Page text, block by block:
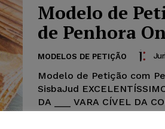
Modelo de
de Penhora
MODELOS DE PETIÇÃO
Modelo de Petição com
SisbaJud
DA ___ VARA CÍVEL DA
Processo n. 000000-